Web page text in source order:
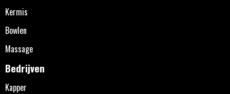
Kermis
Bowlen
Massage
Bedrijven
Kapper